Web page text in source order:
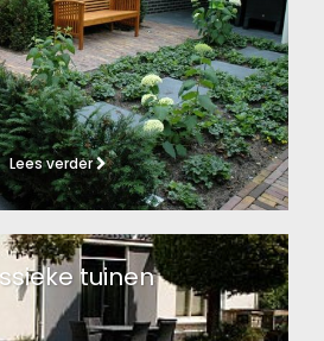
Lees verder
tuinen